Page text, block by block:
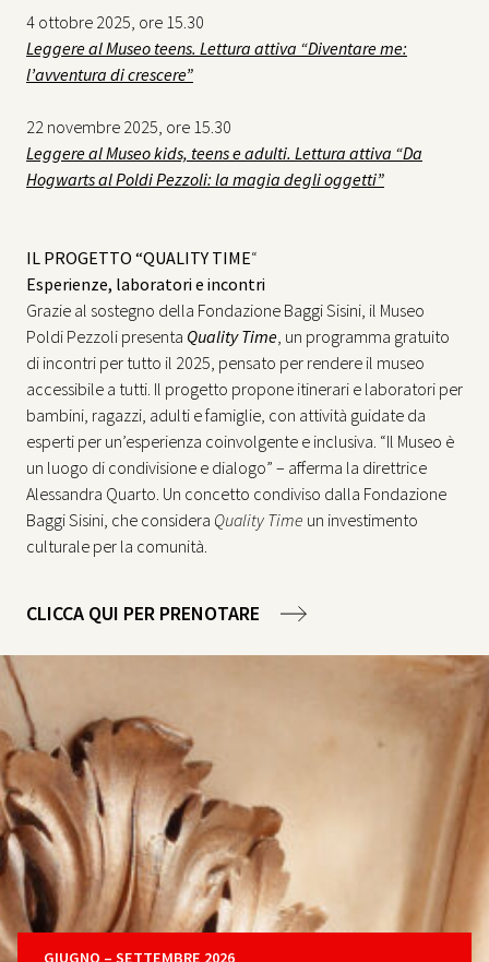
4 ottobre 2025, ore 15.30
Leggere al Museo teens. Lettura attiva “Diventare me:
l’avventura di crescere”
22 novembre 2025, ore 15.30
Leggere al Museo kids, teens e adulti. Lettura attiva “Da
Hogwarts al Poldi Pezzoli: la magia degli oggetti”
IL PROGETTO “QUALITY TIME“
Esperienze, laboratori e incontri
Grazie al sostegno della Fondazione Baggi Sisini, il Museo
Poldi Pezzoli presenta Quality Time, un programma gratuito
di incontri per tutto il 2025, pensato per rendere il museo
accessibile a tutti. Il progetto propone itinerari e laboratori per
bambini, ragazzi, adulti e famiglie, con attività guidate da
esperti per un’esperienza coinvolgente e inclusiva. “Il Museo è
un luogo di condivisione e dialogo” – afferma la direttrice
Alessandra Quarto. Un concetto condiviso dalla Fondazione
Baggi Sisini, che considera Quality Time un investimento
culturale per la comunità.
CLICCA QUI PER PRENOTARE
GIUGNO – SETTEMBRE 2026